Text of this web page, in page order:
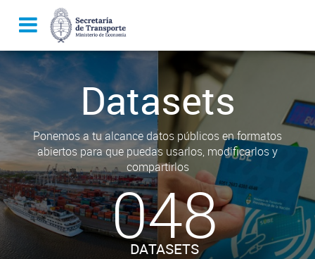
Datasets
Ponemos a tu alcance datos públicos en formatos
abiertos para que puedas usarlos, modificarlos y
compartirlos
048
DATASETS